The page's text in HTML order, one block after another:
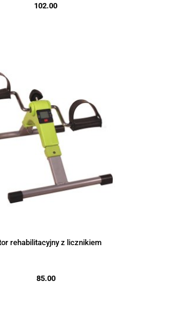
102.00
rehabilitacyjny z licznikiem
85.00